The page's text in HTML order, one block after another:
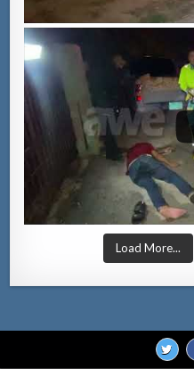
Load More...